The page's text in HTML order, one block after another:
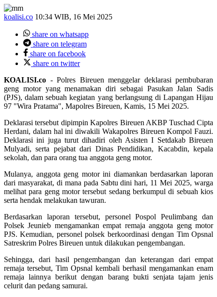
koalisi.co 10:34 WIB, 16 Mei 2025
share on whatsapp
share on telegram
share on facebook
share on twitter
KOALISI.co - Polres Bireuen menggelar deklarasi pembubaran
geng motor yang menamakan diri sebagai Pasukan Jalan Sadis
(PJS), dalam sebuah kegiatan yang berlangsung di Lapangan Hijau
97 "Wira Pratama", Mapolres Bireuen, Kamis, 15 Mei 2025.
Deklarasi tersebut dipimpin Kapolres Bireuen AKBP Tuschad Cipta
Herdani, dalam hal ini diwakili Wakapolres Bireuen Kompol Fauzi.
Deklarasi ini juga turut dihadiri oleh Asisten I Setdakab Bireuen
Mulyadi, serta pejabat dari Dinas Pendidikan, Kacabdin, kepala
sekolah, dan para orang tua anggota geng motor.
Mulanya, anggota geng motor ini diamankan berdasarkan laporan
dari masyarakat, di mana pada Sabtu dini hari, 11 Mei 2025, warga
melihat para geng motor tersebut sedang berkumpul di sebuah kios
serta hendak melakukan tawuran.
Berdasarkan laporan tersebut, personel Pospol Peulimbang dan
Polsek Jeunieb mengamankan empat remaja anggota geng motor
PJS. Kemudian, personel polsek berkoordinasi dengan Tim Opsnal
Satreskrim Polres Bireuen untuk dilakukan pengembangan.
Sehingga, dari hasil pengembangan dan keterangan dari empat
remaja tersebut, Tim Opsnal kembali berhasil mengamankan enam
remaja lainnya berikut dengan barang bukti senjata tajam jenis
celurit dan pedang samurai.